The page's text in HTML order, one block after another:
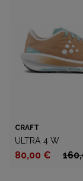
CRAFT
ULTRA 4 W
80,00 €